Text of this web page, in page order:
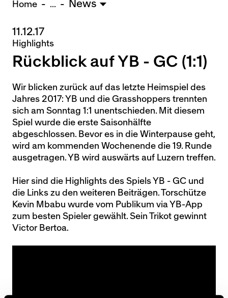
U15 - TOBE *
10:0
Nachwuchs Frauen
Ostermundigen - FU20 *
Biel - FU18 *
0:4
Thörishaus - FU15
12:1
Wyler - FU14
1:0
* = Testspiel / (C) = Cupspiel
Home ... News
11.12.17
Highlights
Rückblick auf YB - GC (1:1)
Wir blicken zurück auf das letzte Heimspiel des
Jahres 2017: YB und die Grasshoppers trennten
sich am Sonntag 1:1 unentschieden. Mit diesem
Spiel wurde die erste Saisonhälfte
abgeschlossen. Bevor es in die Winterpause geht,
wird am kommenden Wochenende die 19. Runde
ausgetragen. YB wird auswärts auf Luzern treffen.
Hier sind die Highlights des Spiels YB - GC und
die Links zu den weiteren Beiträgen. Torschütze
Kevin Mbabu wurde vom Publikum via YB-App
zum besten Spieler gewählt. Sein Trikot gewinnt
Victor Bertoa.